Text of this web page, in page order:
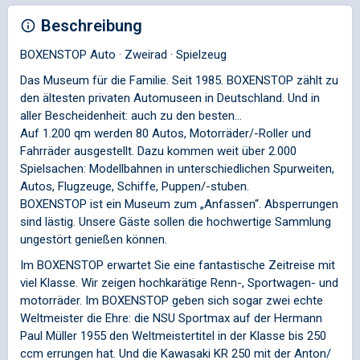
Beschreibung
BOXENSTOP Auto · Zweirad · Spielzeug
Das Museum für die Familie. Seit 1985. BOXENSTOP zählt zu
den ältesten privaten Automuseen in Deutschland. Und in
aller Bescheidenheit: auch zu den besten...
Auf 1.200 qm werden 80 Autos, Motorräder/-Roller und
Fahrräder ausgestellt. Dazu kommen weit über 2.000
Spielsachen: Modellbahnen in unterschiedlichen Spurweiten,
Autos, Flugzeuge, Schiffe, Puppen/-stuben.
BOXENSTOP ist ein Museum zum „Anfassen“. Absperrungen
sind lästig. Unsere Gäste sollen die hochwertige Sammlung
ungestört genießen können.
Im BOXENSTOP erwartet Sie eine fantastische Zeitreise mit
viel Klasse. Wir zeigen hochkarätige Renn-, Sportwagen- und
motorräder. Im BOXENSTOP geben sich sogar zwei echte
Weltmeister die Ehre: die NSU Sportmax auf der Hermann
Paul Müller 1955 den Weltmeistertitel in der Klasse bis 250
ccm errungen hat. Und die Kawasaki KR 250 mit der Anton/